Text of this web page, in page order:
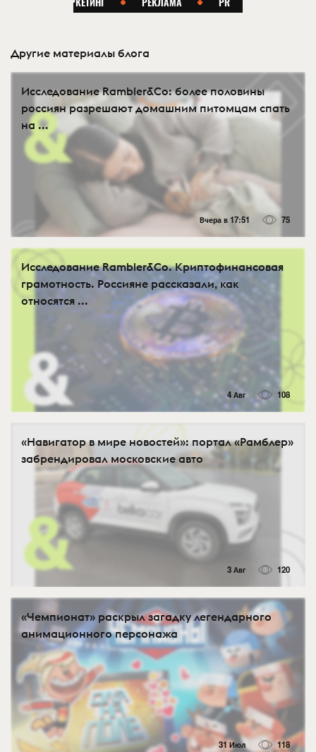
Другие материалы блога
Исследование Rambler&Co: более половины
россиян разрешают домашним питомцам спать
на ...
Вчера в 17:51 75
Исследование Rambler&Co. Криптофинансовая
грамотность. Россияне рассказали, как
относятся ...
4 Авг 108
«Навигатор в мире новостей»: портал «Рамблер»
забрендировал московские авто
3 Авг 120
«Чемпионат» раскрыл загадку легендарного
анимационного персонажа
31 Июл 118